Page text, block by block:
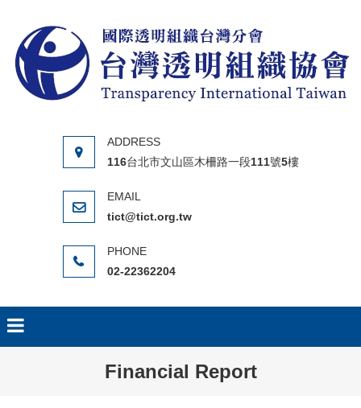
116台北市文山區木柵路一段111號5樓
tict@tict.org.tw
02-22362204
Financial Report